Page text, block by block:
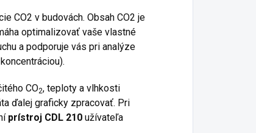
CO2 v budovách. Obsah CO2 je
optimalizovať vaše vlastné
a podporuje vás pri analýze
CO2, teploty a vlhkosti
ďalej graficky zpracovať. Pri
prístroj CDL 210 užívateľa